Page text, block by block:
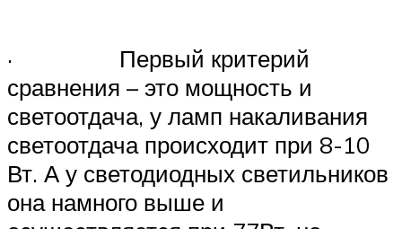
· Первый критерий
сравнения – это мощность и
светоотдача, у ламп накаливания
светоотдача происходит при 8-10
Вт. А у светодиодных светильников
она намного выше и